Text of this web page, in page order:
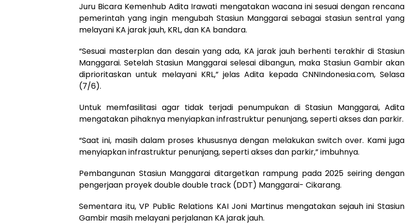
Juru Bicara Kemenhub Adita Irawati mengatakan wacana ini sesuai dengan rencana
pemerintah yang ingin mengubah Stasiun Manggarai sebagai stasiun sentral yang
melayani KA jarak jauh, KRL, dan KA bandara.
“Sesuai masterplan dan desain yang ada, KA jarak jauh berhenti terakhir di Stasiun
Manggarai. Setelah Stasiun Manggarai selesai dibangun, maka Stasiun Gambir akan
diprioritaskan untuk melayani KRL,” jelas Adita kepada CNNIndonesia.com, Selasa
(7/6).
Untuk memfasilitasi agar tidak terjadi penumpukan di Stasiun Manggarai, Adita
mengatakan pihaknya menyiapkan infrastruktur penunjang, seperti akses dan parkir.
“Saat ini, masih dalam proses khususnya dengan melakukan switch over. Kami juga
menyiapkan infrastruktur penunjang, seperti akses dan parkir,” imbuhnya.
Pembangunan Stasiun Manggarai ditargetkan rampung pada 2025 seiring dengan
pengerjaan proyek double double track (DDT) Manggarai- Cikarang.
Sementara itu, VP Public Relations KAI Joni Martinus mengatakan sejauh ini Stasiun
Gambir masih melayani perjalanan KA jarak jauh.